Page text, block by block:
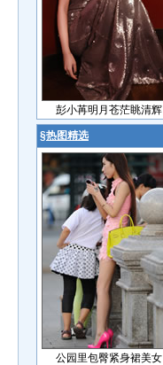
彭小苒明月苍茫眺清辉
§热图精选
公园里包臀紧身裙美女